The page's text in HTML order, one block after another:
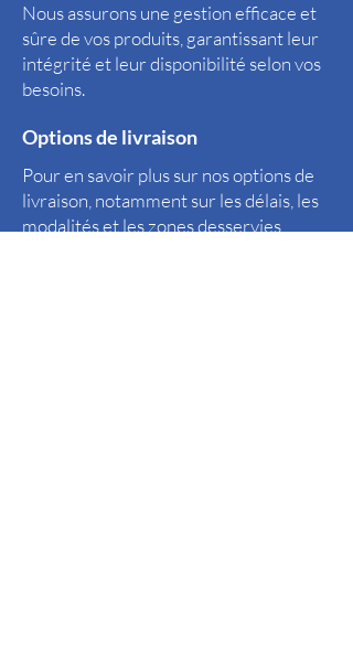
Nous assurons une gestion efficace et
sûre de vos produits, garantissant leur
intégrité et leur disponibilité selon vos
besoins.
Options de livraison
Pour en savoir plus sur nos options de
livraison, notamment sur les délais, les
modalités et les zones desservies,